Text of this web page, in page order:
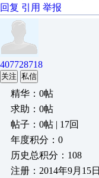
回复 引用 举报
407728718
关注 私信
精华：0帖
求助：0帖
帖子：0帖 | 17回
年度积分：0
历史总积分：108
注册：2014年9月15日